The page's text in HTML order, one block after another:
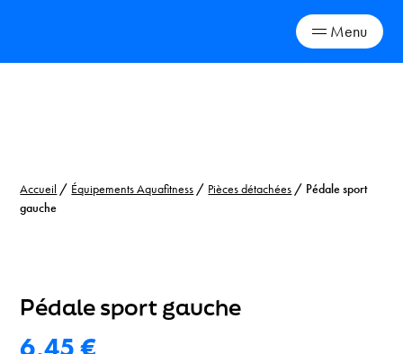
Menu
Accueil / Équipements Aquafitness / Pièces détachées / Pédale sport
gauche
Pédale sport gauche